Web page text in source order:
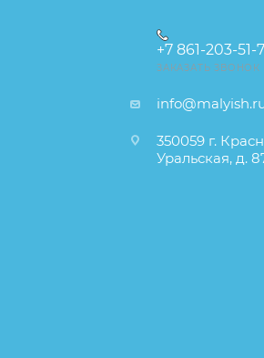
+7 861-203-51-
ЗАКАЗАТЬ ЗВОНОК
350059 г.
Уральская, д.